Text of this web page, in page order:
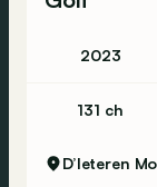
2023
131 ch